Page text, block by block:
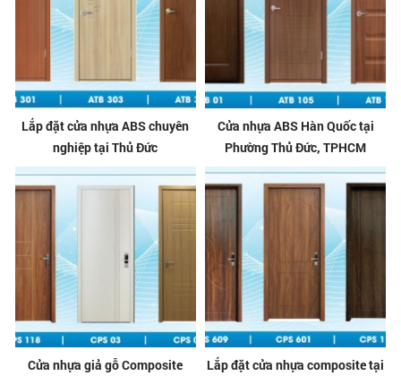
Lắp đặt cửa nhựa ABS chuyên
nghiệp tại Thủ Đức
Cửa nhựa ABS Hàn Quốc tại
Phường Thủ Đức, TPHCM
Cửa nhựa giả gỗ Composite
Lắp đặt cửa nhựa composite tại